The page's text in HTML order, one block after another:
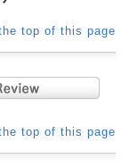
top of this page
top of this page